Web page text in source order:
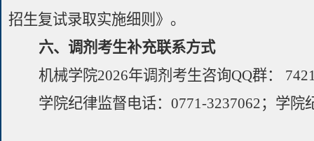
招生复试录取实施细则》 。
六、调剂考生补充联系方式
机械学院2026年调剂考生咨询QQ群：
学院纪律监督电话： 0771-3237062；学院